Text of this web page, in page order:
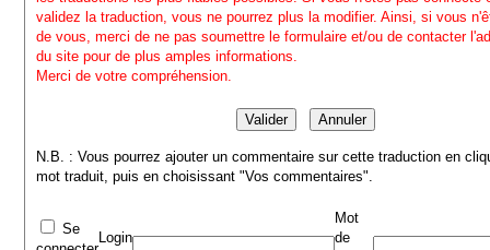
validez la traduction, vous ne pourrez plus la modifier. Ainsi, si vous
de vous, merci de ne pas soumettre le formulaire et/ou de contacter
du site pour de plus amples informations.
Merci de votre compréhension.
N.B. : Vous pourrez ajouter un commentaire sur cette traduction en
mot traduit, puis en choisissant "Vos commentaires".
Se
Login
Mot
de